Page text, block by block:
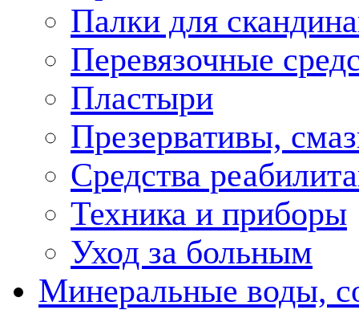
Палки для
Перевязочные
Пластыри
Презервативы,
Средства
Техника и приборы
Уход за больным
Минеральные воды,